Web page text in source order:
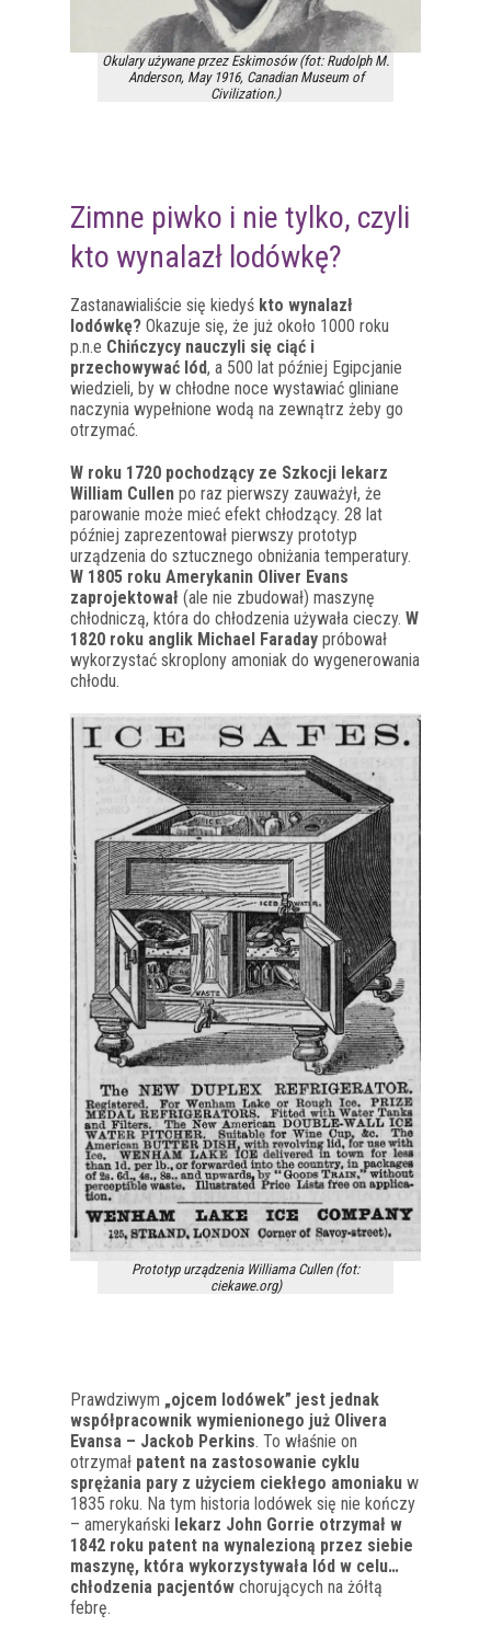
Okulary używane przez Eskimosów (fot: Rudolph M.
Anderson, May 1916, Canadian Museum of
Civilization.)
Zimne piwko i nie tylko, czyli
kto wynalazł lodówkę?
Zastanawialiście się kiedyś kto wynalazł
lodówkę? Okazuje się, że już około 1000 roku
p.n.e Chińczycy nauczyli się ciąć i
przechowywać lód, a 500 lat później Egipcjanie
wiedzieli, by w chłodne noce wystawiać gliniane
naczynia wypełnione wodą na zewnątrz żeby go
otrzymać.
W roku 1720 pochodzący ze Szkocji lekarz
William Cullen po raz pierwszy zauważył, że
parowanie może mieć efekt chłodzący. 28 lat
później zaprezentował pierwszy prototyp
urządzenia do sztucznego obniżania temperatury.
W 1805 roku Amerykanin Oliver Evans
zaprojektował (ale nie zbudował) maszynę
chłodniczą, która do chłodzenia używała cieczy. W
1820 roku anglik Michael Faraday próbował
wykorzystać skroplony amoniak do wygenerowania
chłodu.
Prototyp urządzenia Williama Cullen (fot:
ciekawe.org)
Prawdziwym „ojcem lodówek” jest jednak
współpracownik wymienionego już Olivera
Evansa – Jackob Perkins. To właśnie on
otrzymał patent na zastosowanie cyklu
sprężania pary z użyciem ciekłego amoniaku w
1835 roku. Na tym historia lodówek się nie kończy
– amerykański lekarz John Gorrie otrzymał w
1842 roku patent na wynalezioną przez siebie
maszynę, która wykorzystywała lód w celu…
chłodzenia pacjentów chorujących na żółtą
febrę.